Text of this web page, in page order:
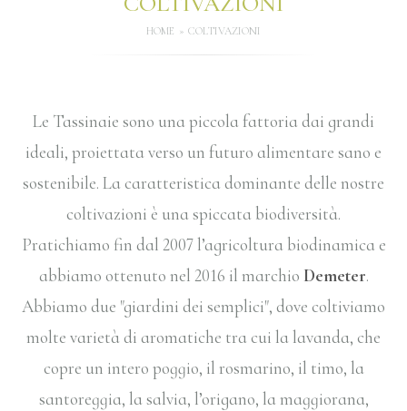
HOME COLTIVAZIONI
Le Tassinaie sono una piccola fattoria dai grandi
ideali, proiettata verso un futuro alimentare sano e
sostenibile. La caratteristica dominante delle nostre
coltivazioni è una spiccata biodiversità.
Pratichiamo fin dal 2007 l’agricoltura biodinamica e
abbiamo ottenuto nel 2016 il marchio Demeter.
Abbiamo due "giardini dei semplici", dove coltiviamo
molte varietà di aromatiche tra cui la lavanda, che
copre un intero poggio, il rosmarino, il timo, la
santoreggia, la salvia, l’origano, la maggiorana,